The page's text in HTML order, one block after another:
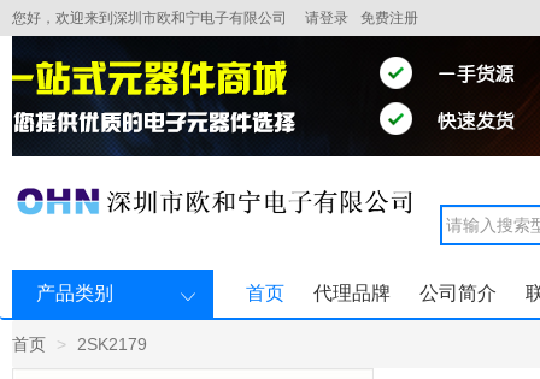
您好，欢迎来到深圳市欧和宁电子有限公司 请登录 免费注册
产品类别 首页 代理品牌 公司简介
首页 2SK2179